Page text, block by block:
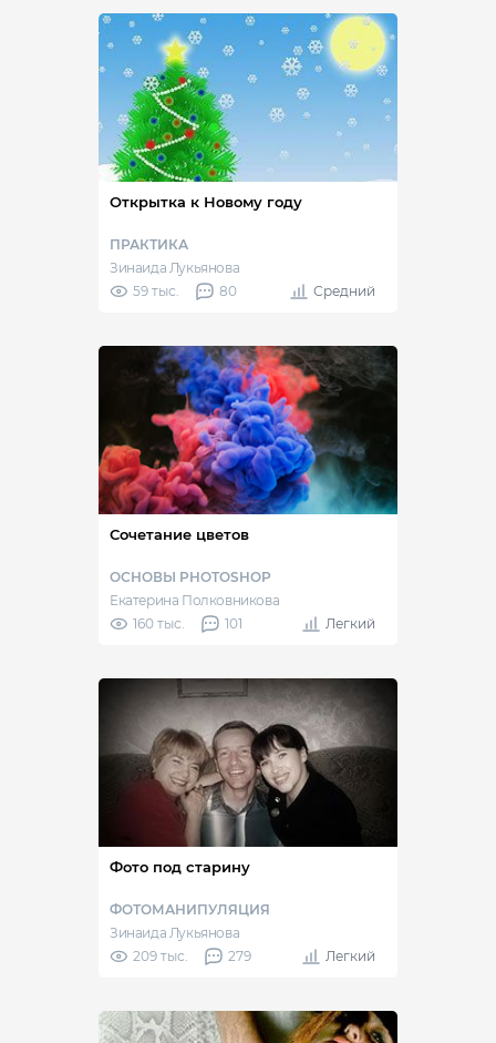
Открытка к Новому году
ПРАКТИКА
Зинаида Лукьянова
59 тыс.
80 Средний
Сочетание цветов
ОСНОВЫ PHOTOSHOP
Екатерина Полковникова
160 тыс.
101 Легкий
Фото под старину
ФОТОМАНИПУЛЯЦИЯ
Зинаида Лукьянова
209 тыс.
279 Легкий